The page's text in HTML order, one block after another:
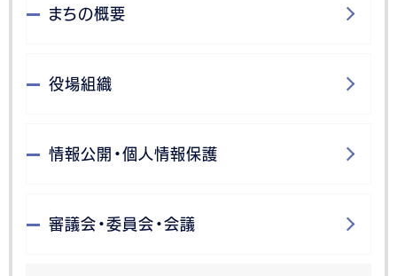
まちの概要
役場組織
情報公開・個人情報保護
審議会・委員会・会議